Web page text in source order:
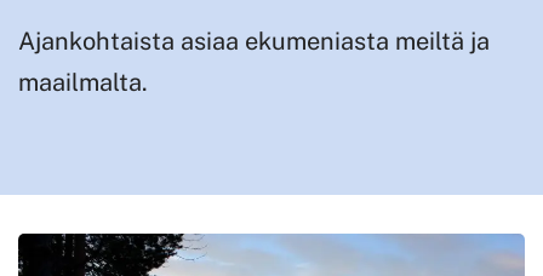
Ajankohtaista asiaa ekumeniasta meiltä ja
maailmalta.